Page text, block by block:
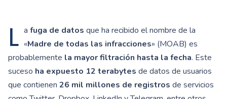
L a fuga de datos que ha recibido el nombre de la
«Madre de todas las infracciones» (MOAB) es
probablemente la mayor filtración hasta la fecha. Este
suceso ha expuesto 12 terabytes de datos de usuarios
que contienen 26 mil millones de registros de servicios